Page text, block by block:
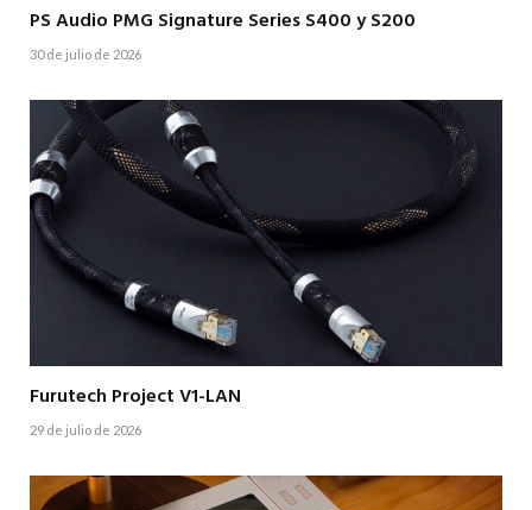
PS Audio PMG Signature Series S400 y S200
30 de julio de 2026
Furutech Project V1-LAN
29 de julio de 2026